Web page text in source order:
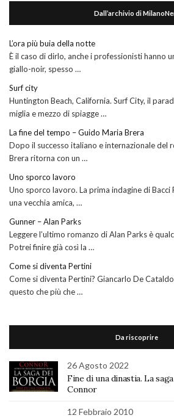
Dall’archivio di
L’ora più buia della notte
È il caso di dirlo, anche i professionisti hanno
giallo-noir, spesso …
Surf city
Huntington Beach, California. Surf City, il
miglia e mezzo di spiagge …
La fine del tempo – Guido Maria Brera
Dopo il successo italiano e internazionale del
Brera ritorna con un …
Uno sporco lavoro
Uno sporco lavoro. La prima indagine di
una vecchia amica, …
Gunner – Alan Parks
Leggere l’ultimo romanzo di Alan Parks è
Potrei finire già così la …
Come si diventa Pertini
Come si diventa Pertini? Giancarlo De
questo che più che …
Da riscoprire
26 Agosto 2022
Fine di una dinastia. La
Connor
12 Febbraio 2010